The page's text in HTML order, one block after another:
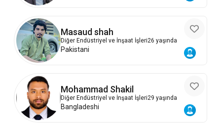
Masaud shah
Diğer Endüstriyel ve İnşaat İşleri26 yaşında
Pakistani
Mohammad Shakil
Diğer Endüstriyel ve İnşaat İşleri29 yaşında
Bangladeshi